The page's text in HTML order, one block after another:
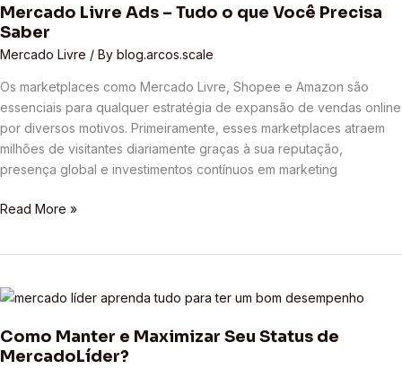
Mercado Livre Ads – Tudo o que Você Precisa
Saber
Mercado Livre / By blog.arcos.scale
Os marketplaces como Mercado Livre, Shopee e Amazon são
essenciais para qualquer estratégia de expansão de vendas online
por diversos motivos. Primeiramente, esses marketplaces atraem
milhões de visitantes diariamente graças à sua reputação,
presença global e investimentos contínuos em marketing
Ads
–
Tudo
que
Você
Precisa
Saber
Read More »
Como Manter e Maximizar Seu Status de
MercadoLíder?
Como
e
Maximizar